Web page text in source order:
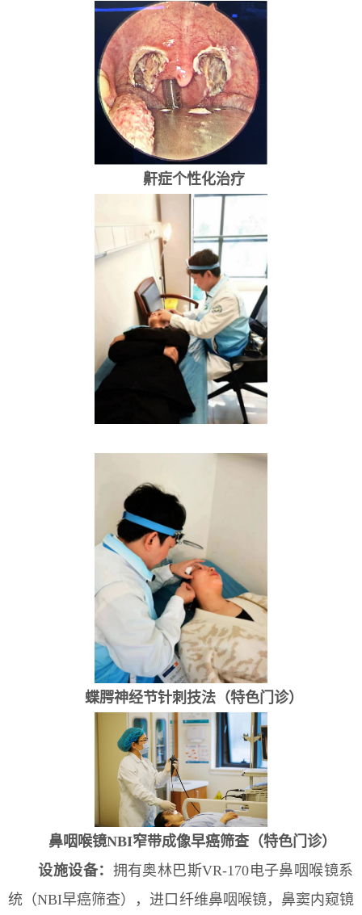
鼾症个性化治疗
蝶腭神经节针刺技法（特色门诊）
鼻咽喉镜NBI窄带成像早癌筛查（特色门诊）
设施设备： 拥有奥林巴斯VR-170电子鼻咽喉镜系
统（NBI早癌筛查），进口纤维鼻咽喉镜，鼻窦内窥镜